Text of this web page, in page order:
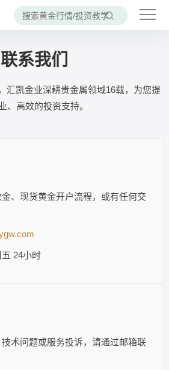
联系我们
汇凯金业深耕贵金属领域16载，为您提
、高效的投资支持。
、现货黄金开户流程，或有任何交
24小时
术问题或服务投诉，请通过邮箱联